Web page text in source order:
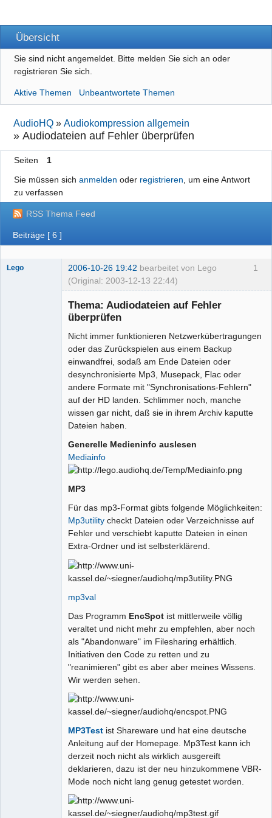
Übersicht
Sie sind nicht angemeldet. Bitte melden Sie sich an oder
registrieren Sie sich.
Aktive Themen Unbeantwortete Themen
AudioHQ »Audiokompression allgemein
»Audiodateien auf Fehler überprüfen
Seiten
1
Sie müssen sich anmelden oder registrieren , um eine Antwort
zu verfassen
RSS Thema Feed
Beiträge [ 6 ]
1
Lego 2006-10-26 19:42 bearbeitet von Lego
(Original: 2003-12-13 22:44)
Thema: Audiodateien auf Fehler
überprüfen
Nicht immer funktionieren Netzwerkübertragungen
oder das Zurückspielen aus einem Backup
einwandfrei, sodaß am Ende Dateien oder
desynchronisierte Mp3, Musepack, Flac oder
andere Formate mit "Synchronisations-Fehlern"
auf der HD landen. Schlimmer noch, manche
wissen gar nicht, daß sie in ihrem Archiv kaputte
Dateien haben.
Generelle Medieninfo auslesen
Mediainfo
MP3
Für das mp3-Format gibts folgende Möglichkeiten:
Mp3utility checkt Dateien oder Verzeichnisse auf
Fehler und verschiebt kaputte Dateien in einen
Extra-Ordner und ist selbsterklärend.
mp3val
Das Programm EncSpot ist mittlerweile völlig
veraltet und nicht mehr zu empfehlen, aber noch
als "Abandonware" im Filesharing erhältlich.
Initiativen den Code zu retten und zu
"reanimieren" gibt es aber aber meines Wissens.
Wir werden sehen.
MP3Test ist Shareware und hat eine deutsche
Anleitung auf der Homepage. Mp3Test kann ich
derzeit noch nicht als wirklich ausgereift
deklarieren, dazu ist der neu hinzukommene VBR-
Mode noch nicht lang genug getestet worden.